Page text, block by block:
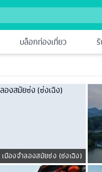
บล็อกท่องเที่ยว
เมืองจําลองสมัยซ่ง (ซ่งเฉิง)